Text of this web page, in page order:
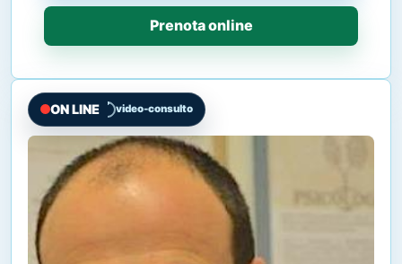
Prenota online
ON LINE video-consulto